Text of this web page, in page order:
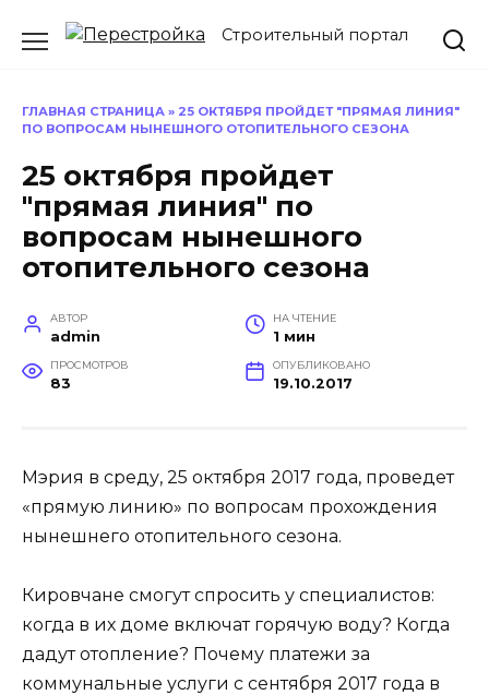
Строительный портал
ГЛАВНАЯ СТРАНИЦА » 25 ОКТЯБРЯ ПРОЙДЕТ "ПРЯМАЯ ЛИНИЯ"
ПО ВОПРОСАМ НЫНЕШНОГО ОТОПИТЕЛЬНОГО СЕЗОНА
25 октября пройдет
"прямая линия" по
вопросам нынешного
отопительного сезона
АВТОР
admin
НА ЧТЕНИЕ
1 мин
ПРОСМОТРОВ
83
ОПУБЛИКОВАНО
19.10.2017
Мэрия в среду, 25 октября 2017 года, проведет
«прямую линию» по вопросам прохождения
нынешнего отопительного сезона.
Кировчане смогут спросить у специалистов:
когда в их доме включат горячую воду? Когда
дадут отопление? Почему платежи за
коммунальные услуги с сентября 2017 года в